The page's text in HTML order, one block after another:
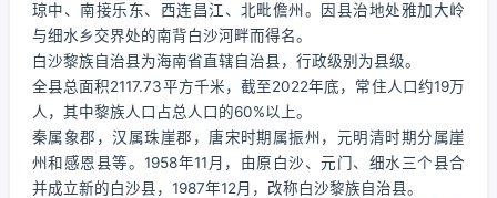
琼中、南接乐东、西连昌江、北毗儋州。因县治地处雅加大岭
与细水乡交界处的南背白沙河畔而得名。
白沙黎族自治县为海南省直辖自治县，行政级别为县级。
全县总面积2117.73平方千米，截至2022年底，常住人口约19万
人，其中黎族人口占总人口的60%以上。
秦属象郡，汉属珠崖郡，唐宋时期属振州，元明清时期分属崖
州和感恩县等。1958年11月，由原白沙、元门、细水三个县合
并成立新的白沙县，1987年12月，改称白沙黎族自治县。